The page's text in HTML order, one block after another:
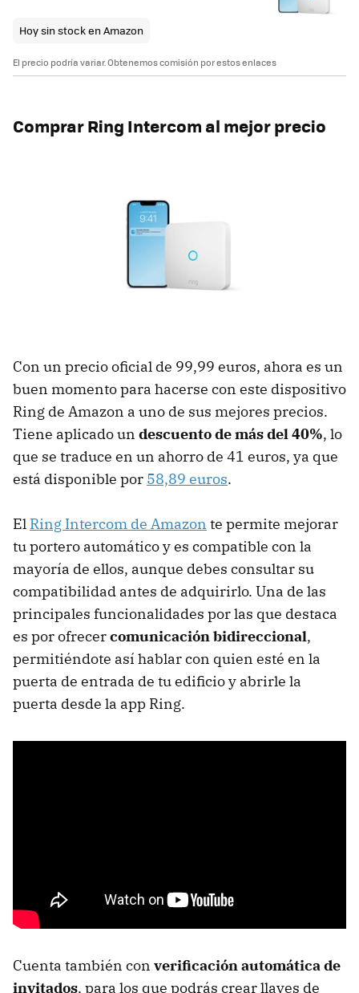
Hoy sin stock en Amazon
El precio podría variar. Obtenemos comisión por estos enlaces
Comprar Ring Intercom al mejor precio
Con un precio oficial de 99,99 euros, ahora es un
buen momento para hacerse con este dispositivo
Ring de Amazon a uno de sus mejores precios.
Tiene aplicado un descuento de más del 40%, lo
que se traduce en un ahorro de 41 euros, ya que
está disponible por 58,89 euros.
El Ring Intercom de Amazon te permite mejorar
tu portero automático y es compatible con la
mayoría de ellos, aunque debes consultar su
compatibilidad antes de adquirirlo. Una de las
principales funcionalidades por las que destaca
es por ofrecercomunicación bidireccional,
permitiéndote así hablar con quien esté en la
puerta de entrada de tu edificio y abrirle la
puerta desde la app Ring.
Cuenta también con verificación automática de
invitados, para los que podrás crear llaves de